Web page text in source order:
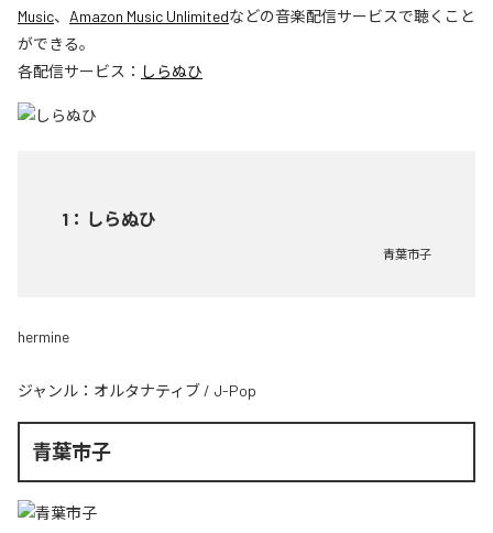
Music、 Amazon Music Unlimitedなどの音楽配信サービスで聴くこと
ができる。
各配信サービス： しらぬひ
1 ： しらぬひ
青葉市子
hermine
ジャンル： オルタナティブ / J-Pop
青葉市子